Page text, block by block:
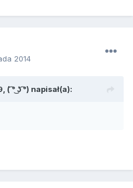
2014
( ͡° ͜ʖ ͡°) napisał(a):